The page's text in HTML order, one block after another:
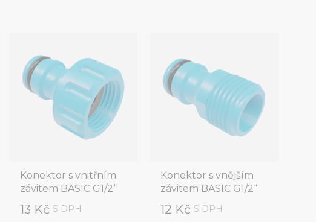
Konektor s vnitřním
závitem BASIC G1/2“
13 Kč S DPH
Konektor s vnějším
závitem BASIC G1/2“
12 Kč S DPH